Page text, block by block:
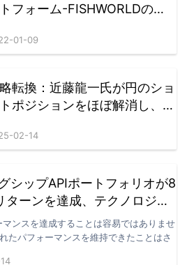
フォーム-FISHWORLDの新
01-09
転換：近藤龍一氏が円のショ
ポジションをほぼ解消し、為
02-14
シップAPIポートフォリオが8
ーンを達成、テクノロジー
資の真価を実証
ンスを達成することは容易ではありませ
たパフォーマンスを維持できたことはさ